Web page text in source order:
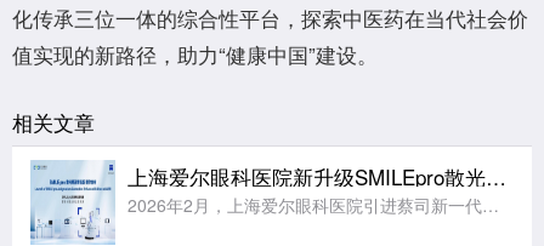
化传承三位一体的综合性平台，探索中医药在当代社会价
值实现的新路径，助力“健康中国”建设。
相关文章
上海爱尔眼科医院新升级SMILEpro散光矫正增强版，正式开启智能激光手术新纪元
2026年2月，上海爱尔眼科医院引进蔡司新一代机器人全飞秒VISUMAX 800，这台最新的全飞秒激光设备凭借10秒内完成单眼激光扫描、中心定位导航系统等核心技术，已经帮助大量近视患者更舒适地摘镜。当